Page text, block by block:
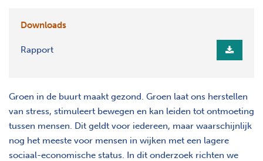
Downloads
Rapport
Groen in de buurt maakt gezond. Groen laat ons herstellen
van stress, stimuleert bewegen en kan leiden tot ontmoeting
tussen mensen. Dit geldt voor iedereen, maar waarschijnlijk
nog het meeste voor mensen in wijken met een lagere
sociaal-economische status. In dit onderzoek richten we